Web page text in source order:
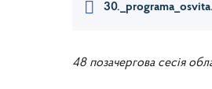
48 позачергова сесія